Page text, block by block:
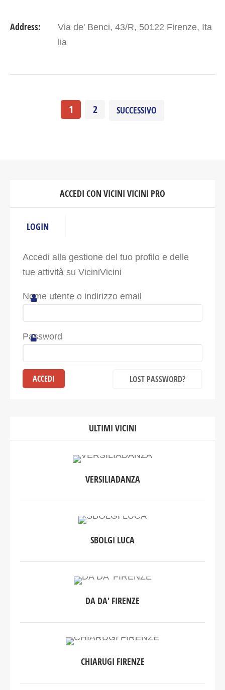
Address:
Via de' Benci, 43/R, 50122 Firenze, Ita
lia
1 2 SUCCESSIVO
ACCEDI CON VICINI VICINI PRO
LOGIN
Accedi alla gestione del tuo profilo e delle
tue attività su ViciniVicini
Nome utente o indirizzo email
Password
LOST PASSWORD?
ULTIMI VICINI
VERSILIADANZA
SBOLGI LUCA
DA DA' FIRENZE
CHIARUGI FIRENZE